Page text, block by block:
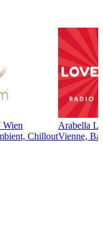
Chillout
Arabella
Vienne,